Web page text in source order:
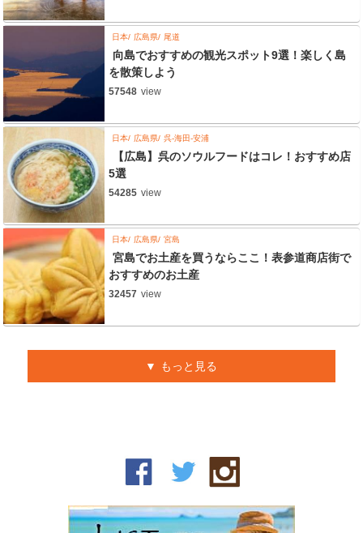
日本 広島県 尾道
向島でおすすめの観光スポット9選！楽しく島
を散策しよう
57548 view
日本 広島県 呉-海田-安浦
【広島】呉のソウルフードはコレ！おすすめ店
5選
54285 view
日本 広島県 宮島
宮島でお土産を買うならここ！表参道商店街で
おすすめのお土産
32457 view
もっと見る